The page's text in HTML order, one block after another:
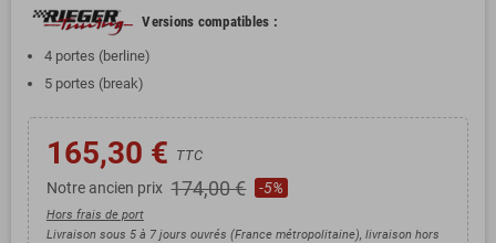
Versions compatibles :
4 portes (berline)
5 portes (break)
165,30 € TTC
Notre ancien prix 174,00 € -5%
Hors frais de port
Livraison sous 5 à 7 jours ouvrés (France métropolitaine), livraison hors